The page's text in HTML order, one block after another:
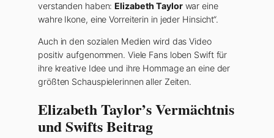
verstanden haben:Elizabeth Taylorwar eine
wahre Ikone, eine Vorreiterin in jeder Hinsicht“.
Auch in den sozialen Medien wird das Video
positiv aufgenommen. Viele Fans loben Swift für
ihre kreative Idee und ihre Hommage an eine der
größten Schauspielerinnen aller Zeiten.
Elizabeth Taylor’s Vermächtnis
und Swifts Beitrag